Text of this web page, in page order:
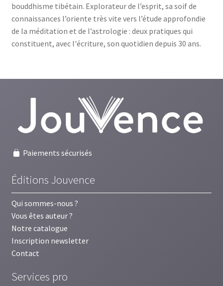
bouddhisme tibétain. Explorateur de l’esprit, sa soif de
connaissances l’oriente très vite vers l’étude approfondie
de la méditation et de l’astrologie : deux pratiques qui
constituent, avec l'écriture, son quotidien depuis 30 ans.
Paiements sécurisés
Éditions Jouvence
Qui sommes-nous ?
Vous êtes auteur ?
Notre catalogue
Inscription newsletter
Contact
Services pro